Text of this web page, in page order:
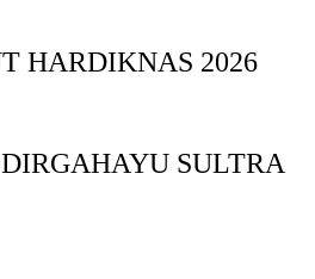
HARDIKNAS 2026
SULTRA